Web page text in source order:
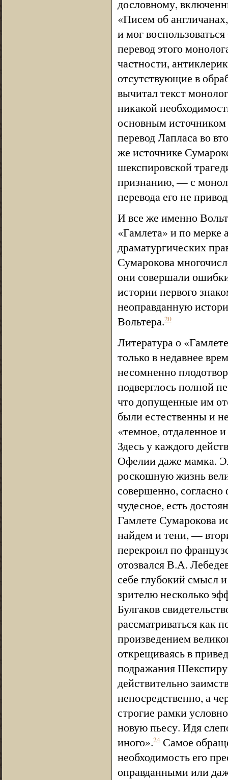
дословному,
«Писем об
и мог
перевод этого
частности,
отсутствующие в
вычитал текст
никакой
основным источником
перевод Лапласа во
же источнике
шекспировской
признанию, — с
перевода его не
И все же именно
«Гамлета» и по мерке
драматургических
Сумарокова
они совершали
истории первого
неоправданную
Вольтера.20
Литература о
только в недавнее
несомненно
подверглось полной
что допущенные им
были естественны и
«темное, отдаленное
Здесь у каждого
Офелии даже мамка.
роскошную жизнь
совершенно,
чудесное, есть
Гамлете Сумарокова
найдем и тени, —
перекроил по
отозвался В.А.
себе глубокий смысл
зрителю несколько
Булгаков
рассматриваться как
произведением
открещиваясь в
подражания
действительно
непосредственно, а
строгие рамки
новую пьесу. Идя
иного».24Самое
необходимость его
оправданными или